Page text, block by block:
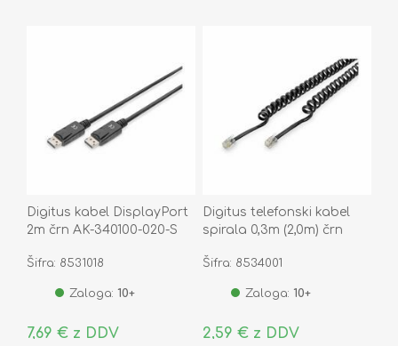
Digitus kabel DisplayPort
2m črn AK-340100-020-S
Šifra: 8531018
Zaloga: 10+
7,69 € z DDV
Digitus telefonski kabel
spirala 0,3m (2,0m) črn
Šifra: 8534001
Zaloga: 10+
2,59 € z DDV